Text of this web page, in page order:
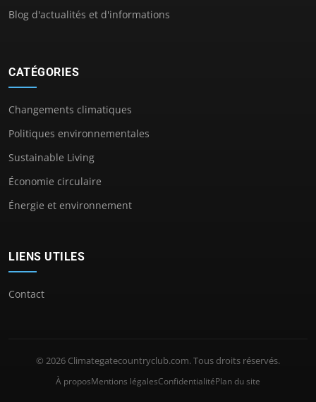
Blog d'actualités et d'informations
CATÉGORIES
Changements climatiques
Politiques environnementales
Sustainable Living
Économie circulaire
Énergie et environnement
LIENS UTILES
Contact
© 2026 Climategatecountryclub.com. Tous droits réservés.
À proposMentions légalesConfidentialitéPlan du site